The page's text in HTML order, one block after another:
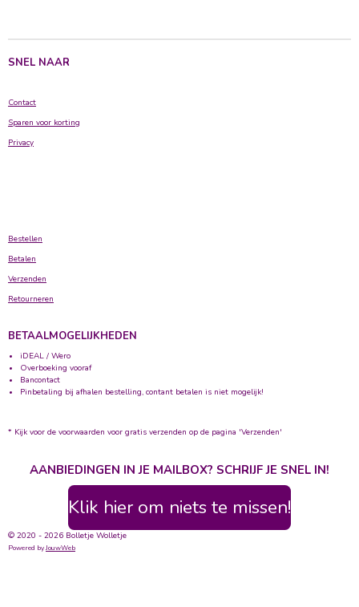
SNEL NAAR
Contact
Sparen voor korting
Privacy
Bestellen
Betalen
Verzenden
Retourneren
BETAALMOGELIJKHEDEN
iDEAL / Wero
Overboeking vooraf
Bancontact
Pinbetaling bij afhalen bestelling, contant betalen is niet mogelijk!
* Kijk voor de voorwaarden voor gratis verzenden op de pagina 'Verzenden'
AANBIEDINGEN IN JE MAILBOX? SCHRIJF JE SNEL IN!
Klik hier om niets te missen!
© 2020 - 2026 Bolletje Wolletje
Powered byJouwWeb